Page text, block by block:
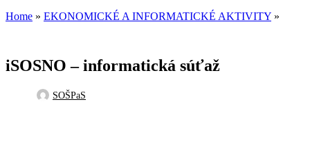
Home » EKONOMICKÉ A INFORMATICKÉ AKTIVITY »
iSOSNO – informatická súťaž
SOŠPaS